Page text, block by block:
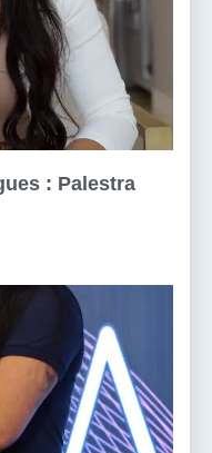
: Palestra